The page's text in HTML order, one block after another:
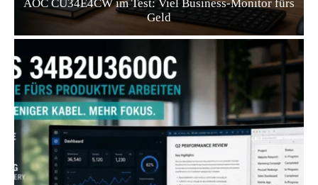
AOC CU34E4CW im Test: Viel Business-Monitor fürs
Geld